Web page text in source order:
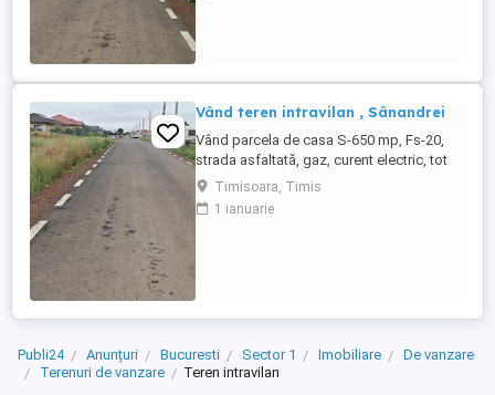
Vând teren intravilan , Sânandrei
Vând parcela de casa S-650 mp, Fs-20,
strada asfaltată, gaz, curent electric, tot
confortul , localitate Sânandrei, la ieșire
către Carani , pe partea stângă. Avem
două parcele lipite, cine dorește un teren
Timisoara, Timis
1 ianuarie
Publi24 Anunțuri Bucuresti Sector 1 Imobiliare
De vanzare
Terenuri de vanzare
Teren intravilan